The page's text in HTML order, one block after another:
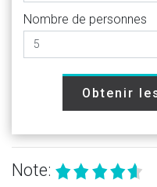
Nombre de personnes
Obtenir
Note: